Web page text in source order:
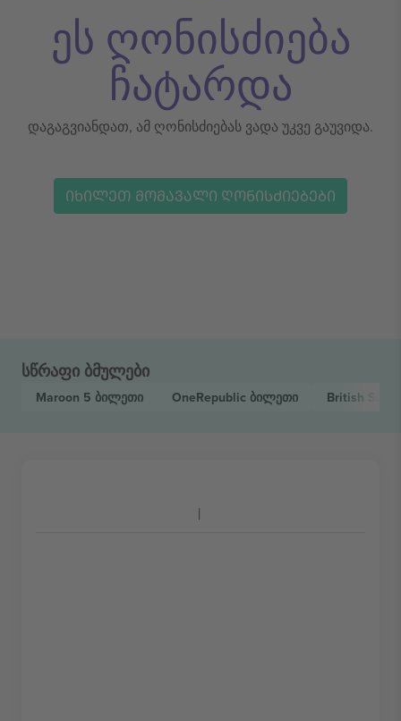
ეს ღონისძიება
ჩატარდა
დაგაგვიანდათ, ამ ღონისძიებას ვადა უკვე გაუვიდა.
ᲘᲮᲘᲚᲔᲗ ᲛᲝᲛᲐᲕᲐᲚᲘ ᲦᲝᲜᲘᲡᲫᲘᲔᲑᲔᲑᲘ
სწრაფი ბმულები
Maroon 5 ბილეთი OneRepublic ბილეთი British